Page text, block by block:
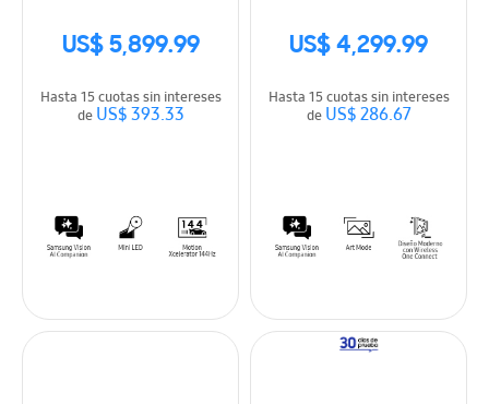
US$ 5,899.99
Hasta 15 cuotas sin intereses
deUS$ 393.33
US$ 4,299.99
Hasta 15 cuotas sin intereses
deUS$ 286.67